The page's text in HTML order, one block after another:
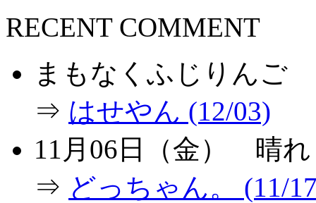
RECENT COMMENT
まもなくふじりんご
⇒ はせやん (12/03)
11月06日（金）
⇒ どっちゃん。 (11/